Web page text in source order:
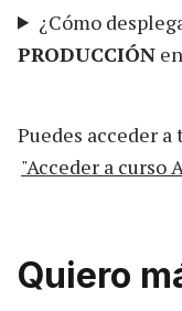
¿Cómo
PRODUCCIÓN
Puedes acceder
"Acceder a curso
Quiero